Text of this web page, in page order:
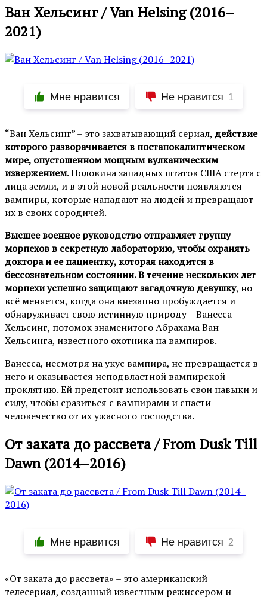
Ван Хельсинг / Van Helsing (2016–
2021)
Мне нравится Не нравится 1
“Ван Хельсинг” – это захватывающий сериал, действие
которого разворачивается в постапокалиптическом
мире, опустошенном мощным вулканическим
извержением. Половина западных штатов США стерта с
лица земли, и в этой новой реальности появляются
вампиры, которые нападают на людей и превращают
их в своих сородичей.
Высшее военное руководство отправляет группу
морпехов в секретную лабораторию, чтобы охранять
доктора и ее пациентку, которая находится в
бессознательном состоянии. В течение нескольких лет
морпехи успешно защищают загадочную девушку, но
всё меняется, когда она внезапно пробуждается и
обнаруживает свою истинную природу – Ванесса
Хельсинг, потомок знаменитого Абрахама Ван
Хельсинга, известного охотника на вампиров.
Ванесса, несмотря на укус вампира, не превращается в
него и оказывается неподвластной вампирской
проклятию. Ей предстоит использовать свои навыки и
силу, чтобы сразиться с вампирами и спасти
человечество от их ужасного господства.
От заката до рассвета / From Dusk Till
Dawn (2014–2016)
Мне нравится Не нравится 2
«От заката до рассвета» – это американский
телесериал, созданный известным режиссером и